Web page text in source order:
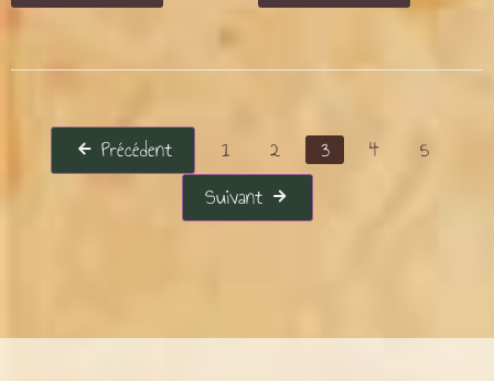
Précédent 1 2 3 4
5
Suivant